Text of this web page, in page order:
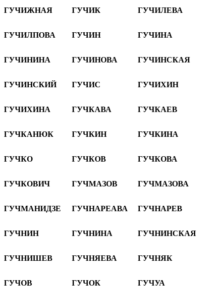
ГУЧИЖНАЯ ГУЧИК ГУЧИЛЕВА
ГУЧИЛПОВА ГУЧИН ГУЧИНА
ГУЧИНИНА ГУЧИНОВА ГУЧИНСКАЯ
ГУЧИНСКИЙ ГУЧИС ГУЧИХИН
ГУЧИХИНА ГУЧКАВА ГУЧКАЕВ
ГУЧКАНЮК ГУЧКИН ГУЧКИНА
ГУЧКО ГУЧКОВ ГУЧКОВА
ГУЧКОВИЧ ГУЧМАЗОВ ГУЧМАЗОВА
ГУЧМАНИДЗЕ ГУЧНАРЕАВА ГУЧНАРЕВ
ГУЧНИН ГУЧНИНА ГУЧНИНСКАЯ
ГУЧНИШЕВ ГУЧНЯЕВА ГУЧНЯК
ГУЧОВ ГУЧОК ГУЧУА